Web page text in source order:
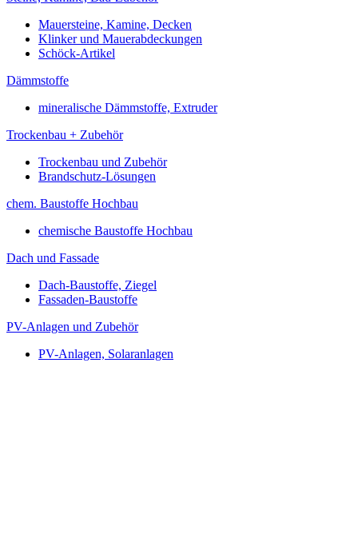
Mauersteine, Kamine, Decken
Klinker und Mauerabdeckungen
Schöck-Artikel
Dämmstoffe
mineralische Dämmstoffe, Extruder
Trockenbau + Zubehör
Trockenbau und Zubehör
Brandschutz-Lösungen
chem. Baustoffe Hochbau
chemische Baustoffe Hochbau
Dach und Fassade
Dach-Baustoffe, Ziegel
Fassaden-Baustoffe
PV-Anlagen und Zubehör
PV-Anlagen, Solaranlagen